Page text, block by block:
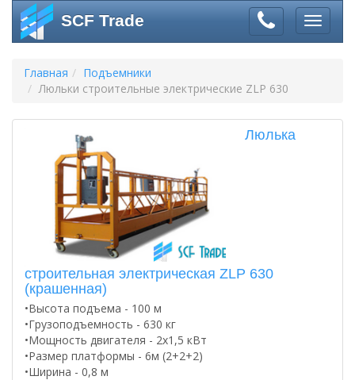
SCF Trade
Главная
Подъемники
Люльки строительные электрические ZLP 630
Люлька
строительная электрическая ZLP 630
(крашенная)
•Высота подъема - 100 м
•Грузоподъемность - 630 кг
•Мощность двигателя - 2х1,5 кВт
•Размер платформы - 6м (2+2+2)
•Ширина - 0,8 м